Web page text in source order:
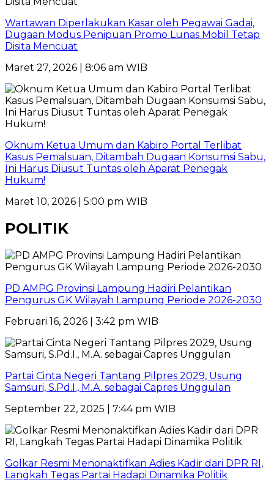
Wartawan Diperlakukan Kasar oleh Pegawai Gadai,
Dugaan Modus Penipuan Promo Lunas Mobil Tetap
Disita Mencuat
Maret 27, 2026 | 8:06 am WIB
Oknum Ketua Umum dan Kabiro Portal Terlibat
Kasus Pemalsuan, Ditambah Dugaan Konsumsi Sabu,
Ini Harus Diusut Tuntas oleh Aparat Penegak
Hukum!
Maret 10, 2026 | 5:00 pm WIB
POLITIK
PD AMPG Provinsi Lampung Hadiri Pelantikan
Pengurus GK Wilayah Lampung Periode 2026-2030
Februari 16, 2026 | 3:42 pm WIB
Partai Cinta Negeri Tantang Pilpres 2029, Usung
Samsuri, S.Pd.I., M.A. sebagai Capres Unggulan
September 22, 2025 | 7:44 pm WIB
Golkar Resmi Menonaktifkan Adies Kadir dari DPR RI,
Langkah Tegas Partai Hadapi Dinamika Politik